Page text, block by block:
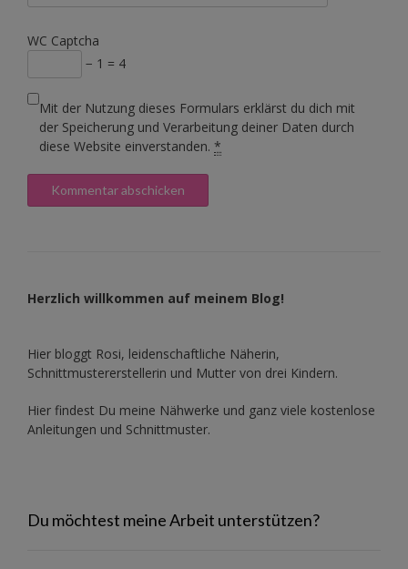
WC Captcha
− 1 = 4
Mit der Nutzung dieses Formulars erklärst du dich mit
der Speicherung und Verarbeitung deiner Daten durch
diese Website einverstanden. *
Herzlich willkommen auf meinem Blog!
Hier bloggt Rosi, leidenschaftliche Näherin,
Schnittmustererstellerin und Mutter von drei Kindern.
Hier findest Du meine Nähwerke und ganz viele kostenlose
Anleitungen und Schnittmuster.
Du möchtest meine Arbeit unterstützen?